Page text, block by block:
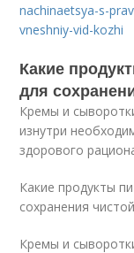
nachinaetsya-s-
vneshniy-vid-kozhi
Какие
для
Кремы и
изнутри
здорового
Какие продукты
сохранения
Кремы и